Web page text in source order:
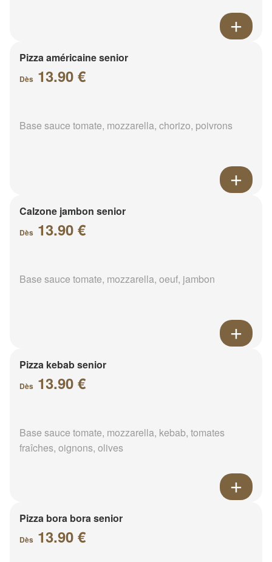
Pizza américaine senior
Dès 13.90 €
Base sauce tomate, mozzarella, chorizo, poivrons
Calzone jambon senior
Dès 13.90 €
Base sauce tomate, mozzarella, oeuf, jambon
Pizza kebab senior
Dès 13.90 €
Base sauce tomate, mozzarella, kebab, tomates
fraîches, oignons, olives
Pizza bora bora senior
Dès 13.90 €